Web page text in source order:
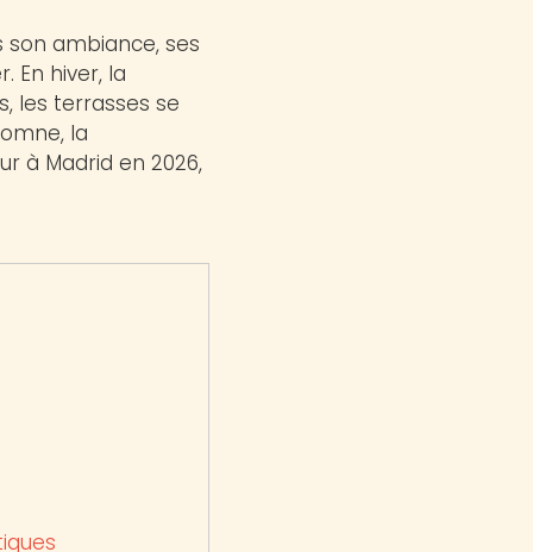
son ambiance, ses
En hiver, la
les terrasses se
la
à Madrid en 2026,